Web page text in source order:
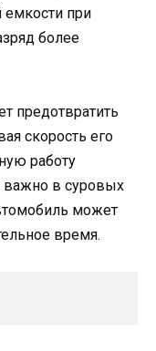
емкости при
более
предотвратить
скорость его
работу
важно в суровых
может
время.